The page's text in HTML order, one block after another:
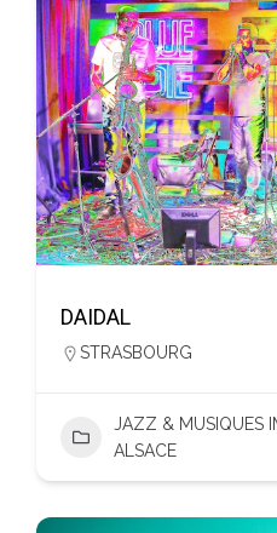
DAIDAL
STRASBOURG
JAZZ & MUSIQUES
ALSACE